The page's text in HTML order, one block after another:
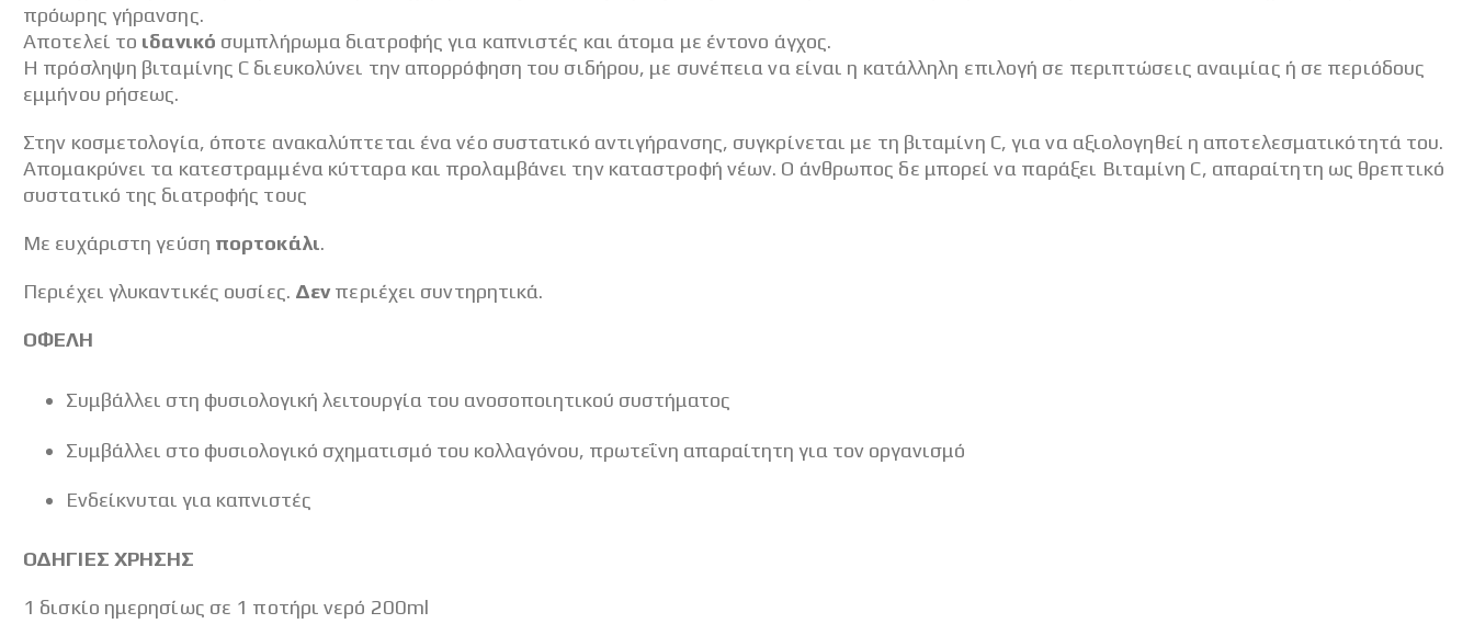
πρόωρης γήρανσης.
Αποτελεί το ιδανικό συμπλήρωμα διατροφής για καπνιστές και άτομα με έντονο άγχος.
Η πρόσληψη βιταμίνης C διευκολύνει την απορρόφηση του σιδήρου, με συνέπεια να είναι η κατάλληλη επιλογή σε περιπτώσεις αναιμίας ή σε περιόδους
εμμήνου ρήσεως.
Στην κοσμετολογία, όποτε ανακαλύπτεται ένα νέο συστατικό αντιγήρανσης, συγκρίνεται με τη βιταμίνη C, για να αξιολογηθεί η αποτελεσματικότητά του.
Απομακρύνει τα κατεστραμμένα κύτταρα και προλαμβάνει την καταστροφή νέων. Ο άνθρωπος δε μπορεί να παράξει Βιταμίνη C, απαραίτητη ως θρεπτικό
συστατικό της διατροφής τους
Με ευχάριστη γεύση πορτοκάλι.
Περιέχει γλυκαντικές ουσίες. Δενπεριέχει συντηρητικά.
ΟΦΕΛΗ
Συμβάλλει στη φυσιολογική λειτουργία του ανοσοποιητικού συστήματος
Συμβάλλει στο φυσιολογικό σχηματισμό του κολλαγόνου, πρωτεΐνη απαραίτητη για τον οργανισμό
Ενδείκνυται για καπνιστές
ΟΔΗΓΙΕΣ ΧΡΗΣΗΣ
1 δισκίο ημερησίως σε 1 ποτήρι νερό 200ml